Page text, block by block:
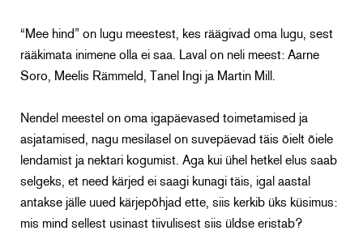
“Mee hind” on lugu meestest, kes räägivad oma lugu, sest
rääkimata inimene olla ei saa. Laval on neli meest: Aarne
Soro, Meelis Rämmeld, Tanel Ingi ja Martin Mill.
Nendel meestel on oma igapäevased toimetamised ja
asjatamised, nagu mesilasel on suvepäevad täis õielt õiele
lendamist ja nektari kogumist. Aga kui ühel hetkel elus saab
selgeks, et need kärjed ei saagi kunagi täis, igal aastal
antakse jälle uued kärjepõhjad ette, siis kerkib üks küsimus:
mis mind sellest usinast tiivulisest siis üldse eristab?